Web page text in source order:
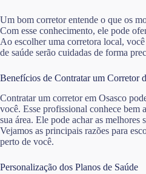
Um bom corretor entende o que os
Com esse conhecimento, ele pode
Ao escolher uma corretora local, você
de saúde serão cuidadas de forma
Benefícios de Contratar um Corretor
Contratar um corretor em Osasco
você. Esse profissional conhece bem
sua área. Ele pode achar as melhores
Vejamos as principais razões para
perto de você.
Personalização dos Planos de Saúde